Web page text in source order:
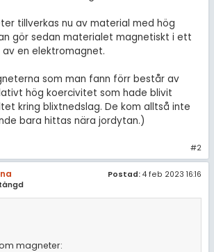
tillverkas nu av material med hög
gör sedan materialet magnetiskt i ett
en elektromagnet.
som man fann förr består av
hög koercivitet som hade blivit
kring blixtnedslag. De kom alltså inte
bara hittas nära jordytan.)
#2
Postad: 4 feb 2023 16:16
magneter:
Om Pluggakuten
Allmänna villkor
Cookie-inställningar